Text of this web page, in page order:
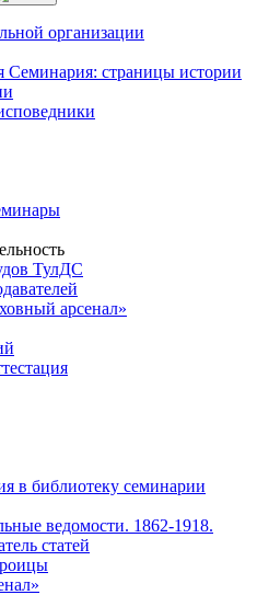
организации
Семинария: страницы истории
ТулДС
арсенал»
в библиотеку семинарии
ведомости. 1862-1918.
статей